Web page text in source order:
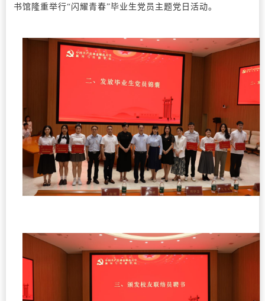
书馆隆重举行“闪耀青春”毕业生党员主题党日活动。